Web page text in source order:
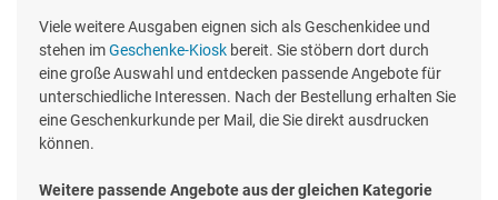
Viele weitere Ausgaben eignen sich als Geschenkidee und
stehen imGeschenke-Kiosk bereit. Sie stöbern dort durch
eine große Auswahl und entdecken passende Angebote für
unterschiedliche Interessen. Nach der Bestellung erhalten Sie
eine Geschenkurkunde per Mail, die Sie direkt ausdrucken
können.
Weitere passende Angebote aus der gleichen Kategorie